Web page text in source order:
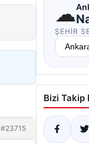
#23715
☁
ŞEHIR
Bizi Takip